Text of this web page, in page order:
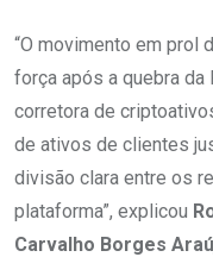
“O movimento em prol
força após a quebra da
corretora de
de ativos de clientes
divisão clara entre os
plataforma”, explicou
Carvalho Borges